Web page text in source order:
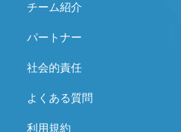
チーム紹介
パートナー
社会的責任
よくある質問
利用規約